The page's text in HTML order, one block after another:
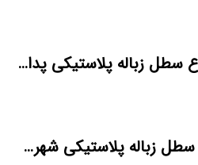
تولیدی انواع سطل زباله پلاستیکی پدالی پر فروش
خرید انواع سطل زباله پلاستیکی شهری ارزان